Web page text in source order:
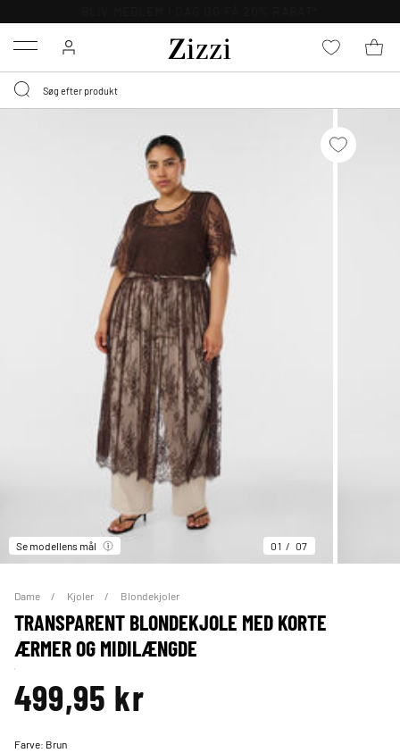
Menu
Se modellens mål 01 07
Dame Kjoler Blondekjoler
TRANSPARENT BLONDEKJOLE MED KORTE
ÆRMER OG MIDILÆNGDE
499,95 kr
Farve: Brun